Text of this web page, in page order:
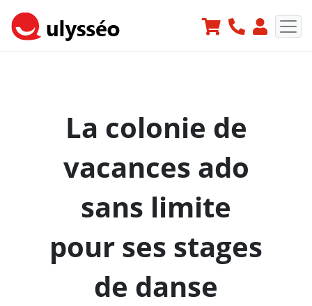
La colonie de
vacances ado
sans limite
pour ses stages
de danse